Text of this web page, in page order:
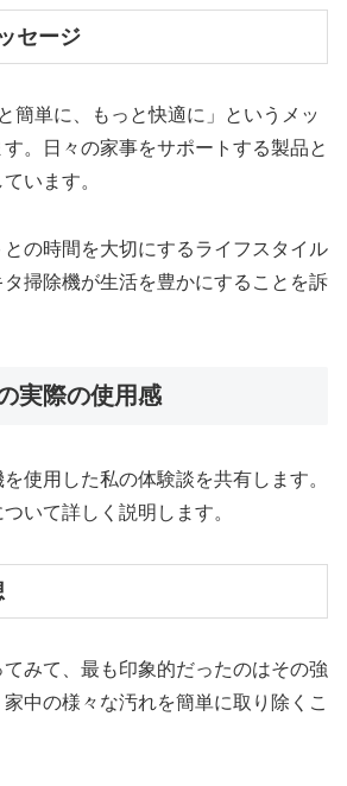
セージ
簡単に、もっと快適に」というメッ
。日々の家事をサポートする製品と
います。
の時間を大切にするライフスタイル
掃除機が生活を豊かにすることを訴
実際の使用感
使用した私の体験談を共有します。
いて詳しく説明します。
みて、最も印象的だったのはその強
中の様々な汚れを簡単に取り除くこ